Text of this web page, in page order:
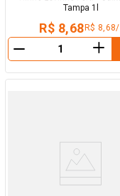
Tampa 1l
R$ 8,68 R$ 8,68/l
＋